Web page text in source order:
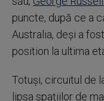
puncte, după ce a
Australia, deși a
position la ultima
Totuși, circuitul de
lipsa spațiilor de